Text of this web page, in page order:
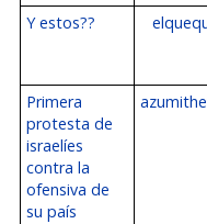
Y estos??
Primera
protesta de
israelíes
contra la
ofensiva de
su país